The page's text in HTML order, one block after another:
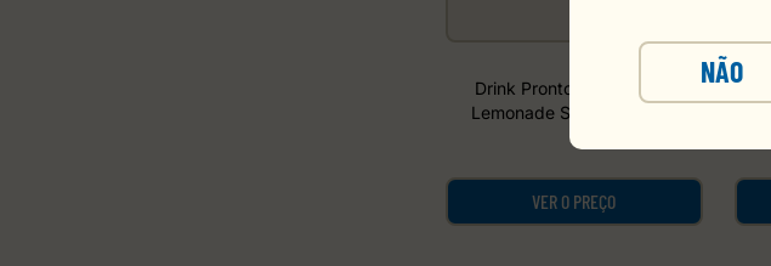
NÃO
Drink Pronto Mike's Hard
Lemonade Suco de Limão
Garrafa Vidro 275ml Pack
VER O PREÇO